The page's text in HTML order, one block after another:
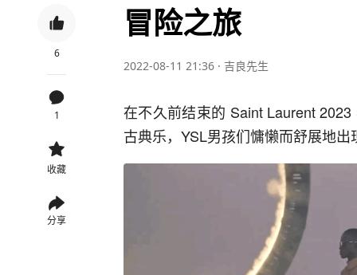
6
1
收藏
分享
冒险之旅
2022-08-11 21:36 · 吉良先生
在不久前结束的 Saint Laurent
古典乐，YSL男孩们慵懒而舒展地出